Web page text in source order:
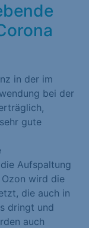
in der im
bei der
gute
Aufspaltung
wird die
die auch in
dringt und
auch
Publishern
Sie tun
verfolgen.
Plattformen
von externen
diese Inhalte
Impressum